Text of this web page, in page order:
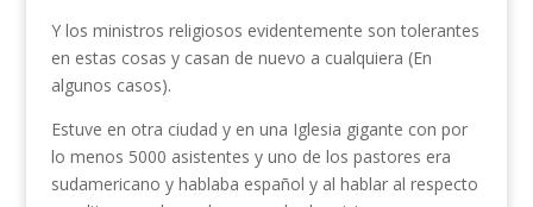
Y los ministros religiosos evidentemente son tolerantes
en estas cosas y casan de nuevo a cualquiera (En
algunos casos).
Estuve en otra ciudad y en una Iglesia gigante con por
lo menos 5000 asistentes y uno de los pastores era
sudamericano y hablaba español y al hablar al respecto